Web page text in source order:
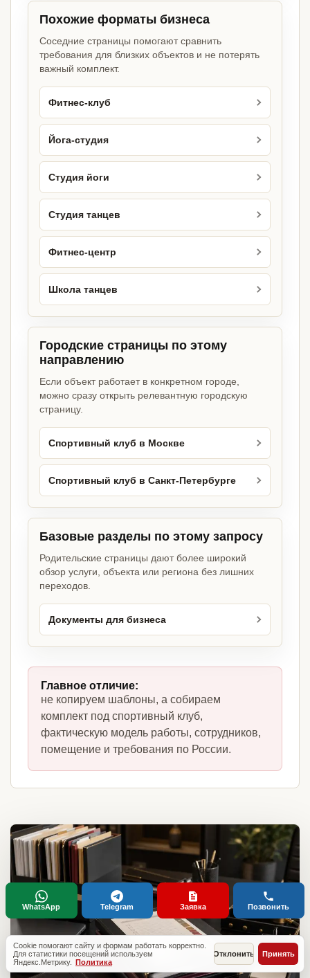
Похожие форматы бизнеса
Соседние страницы помогают сравнить
требования для близких объектов и не потерять
важный комплект.
Фитнес-клуб
Йога-студия
Студия йоги
Студия танцев
Фитнес-центр
Школа танцев
Городские страницы по этому
направлению
Если объект работает в конкретном городе,
можно сразу открыть релевантную городскую
страницу.
Спортивный клуб в Москве
Спортивный клуб в Санкт-Петербурге
Базовые разделы по этому запросу
Родительские страницы дают более широкий
обзор услуги, объекта или региона без лишних
переходов.
Документы для бизнеса
Главное отличие:
не копируем шаблоны, а собираем
комплект под спортивный клуб,
фактическую модель работы, сотрудников,
помещение и требования по России.
Cookie помогают сайту и формам работать корректно.
Для статистики посещений используем
Яндекс.Метрику. Политика
Отклонить Принять
WhatsApp Telegram Заявка Позвонить